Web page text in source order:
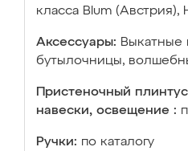
класса Blum (Австрия),
Аксессуары: Выкатные
бутылочницы,
Пристеночный
навески, освещение :
Ручки: по каталогу